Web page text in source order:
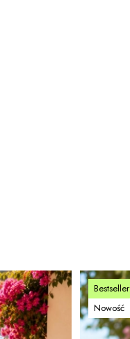
Bestseller
Nowość